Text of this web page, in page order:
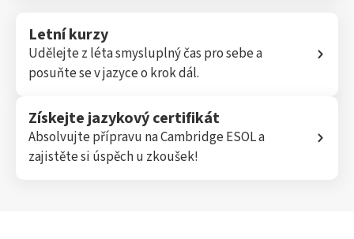
Letní kurzy
Udělejte z léta smysluplný čas pro sebe a
posuňte se v jazyce o krok dál.
Získejte jazykový certifikát
Absolvujte přípravu na Cambridge ESOL a
zajistěte si úspěch u zkoušek!